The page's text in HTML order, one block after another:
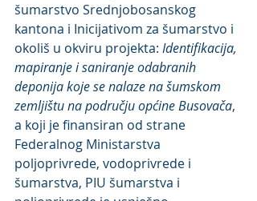
šumarstvo Srednjobosanskog
kantona i Inicijativom za šumarstvo i
okoliš u okviru projekta: Identifikacija,
mapiranje i saniranje odabranih
deponija koje se nalaze na šumskom
zemljištu na području općine Busovača,
a koji je finansiran od strane
Federalnog Ministarstva
poljoprivrede, vodoprivrede i
šumarstva, PIU šumarstva i